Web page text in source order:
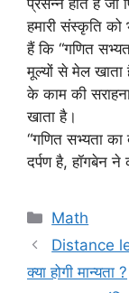
प्रसन्न होते हैं जो
हमारी संस्कृति
हैं कि “गणित
मूल्यों से मेल खाता
के काम की
खाता है।
“गणित सभ्यता
दर्पण है, हॉगबेन ने
Categories
Math
Distance
क्या होगी मान्यता ?